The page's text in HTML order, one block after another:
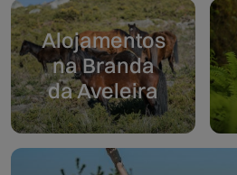
Alojamentos
na Branda
da Aveleira